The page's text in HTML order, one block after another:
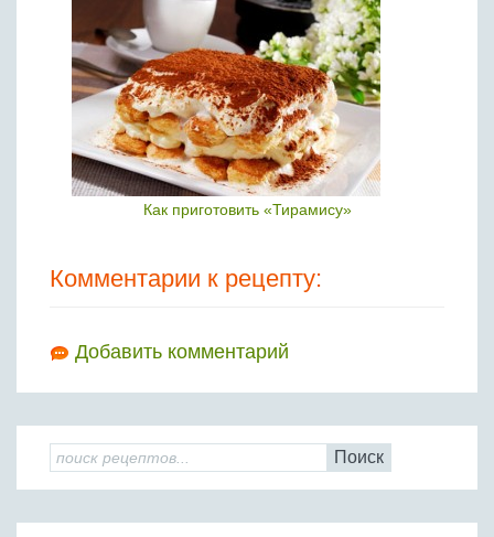
Как приготовить «Тирамису»
Комментарии к рецепту:
Добавить комментарий
Поиск